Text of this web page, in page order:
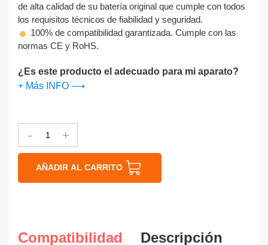
de alta calidad de su batería original que cumple con todos
los requisitos técnicos de fiabilidad y seguridad.
100% de compatibilidad garantizada. Cumple con las
normas CE y RoHS.
¿Es este producto el adecuado para mi aparato?
+ Más INFO ⟶
- +
AÑADIR AL CARRITO
Compatibilidad
Descripción